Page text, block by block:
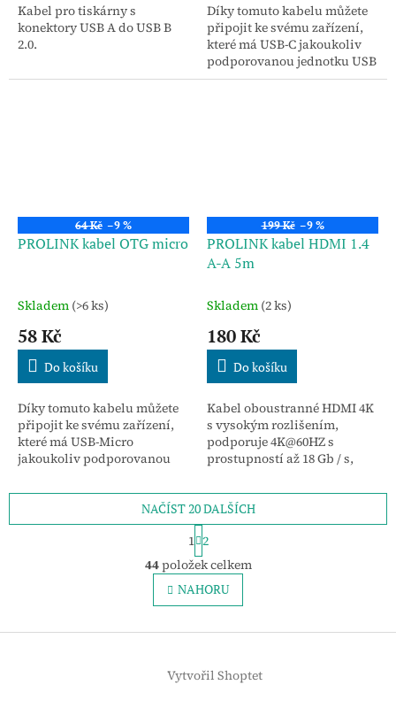
Kabel pro tiskárny s
konektory USB A do USB B
2.0.
Díky tomuto kabelu můžete
připojit ke svému zařízení,
které má USB-C jakoukoliv
podporovanou jednotku USB
(Flash disk…).
64 Kč –9 %
PROLINK kabel OTG micro
Skladem (>6 ks)
58 Kč
Do košíku
Díky tomuto kabelu můžete
připojit ke svému zařízení,
které má USB-Micro
jakoukoliv podporovanou
199 Kč –9 %
PROLINK kabel HDMI 1.4
A-A 5m
Skladem (2 ks)
180 Kč
Do košíku
Kabel oboustranné HDMI 4K
s vysokým rozlišením,
podporuje 4K@60HZ s
prostupností až 18 Gb / s,
vysokým rozlišením s porty
HDMI.
O
v
l
á
í
NAČÍST 20 DALŠÍCH
S
t
r
á
n
k
v
n
í
1 2
44položek celkem
NAHORU
Z
Vytvořil Shoptet